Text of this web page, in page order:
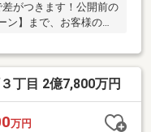
がつきます！公開前の
ン】まで、お客様の利
丁目 2億7,800万円
万円